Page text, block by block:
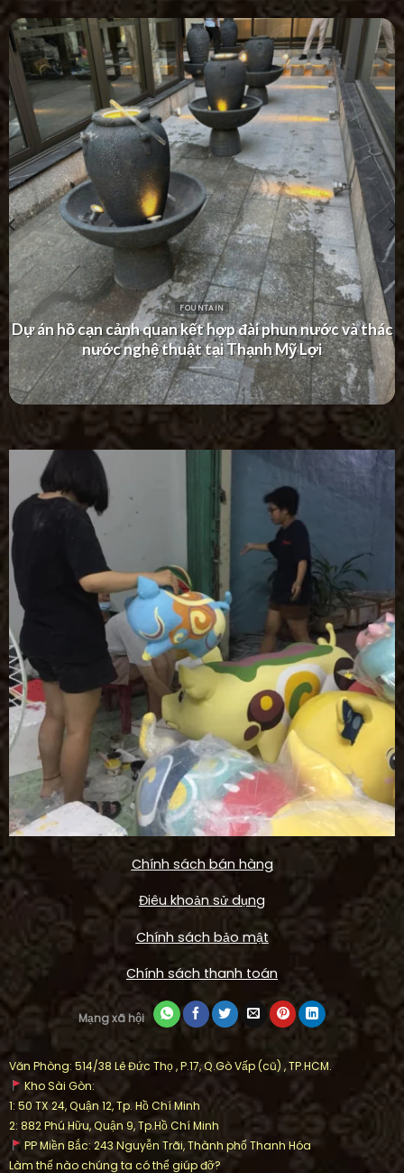
FOUNTAIN
Dự án thác nước tường hiện đại tại Khu Dân Cư Hà Đô
Villa
Chính sách bán hàng
Điêu khoản sử dụng
Chính sách bảo mật
Chính sách thanh toán
Mạng xã hội
Văn Phòng: 514/38 Lê Đức Thọ , P.17, Q.Gò Vấp (cũ) , TP.HCM.
Kho Sài Gòn:
1: 50 TX 24, Quận 12, Tp. Hồ Chí Minh
2: 882 Phú Hữu, Quận 9, Tp.Hồ Chí Minh
PP Miền Bắc: 243 Nguyễn Trãi, Thành phố Thanh Hóa
Làm thế nào chúng ta có thể giúp đỡ?